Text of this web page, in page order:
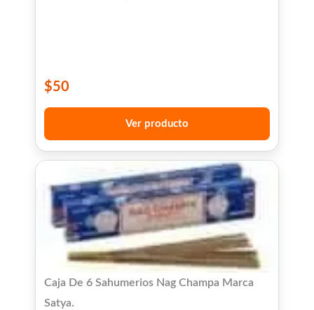
$50
Ver producto
Caja De 6 Sahumerios Nag Champa Marca
Satya.